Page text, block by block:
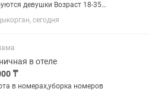
девушки Возраст 18-35
каз. рус языков Умение
с людьми Шустрые
без опыта всему обучаем,...
сегодня
в отеле
₸
в номерах,уборка номеров